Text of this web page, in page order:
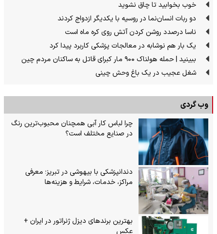
خوب بخوابید تا چاق نشوید
دو ربات انسان‌نما در روسیه با یکدیگر ازدواج کردند
ناسا درصدد روشن کردن آتش روی کره ماه است
یک بار هم نوشابه در معالجات پزشکی کاربرد پیدا کرد
ببینید | حمله هولناک ۹۰۰ مار کبرای قاتل به ساکنان مردم چین
شغل عجیب در یک باغ وحش چینی
وب گردی
چرا لباس کار آبی همچنان محبوب‌ترین رنگ
در صنایع مختلف است؟
دندانپزشکی با بیهوشی در تبریز؛ معرفی
مراکز، خدمات، شرایط و هزینه‌ها
بهترین برندهای دیزل ژنراتور در ایران +
عکس